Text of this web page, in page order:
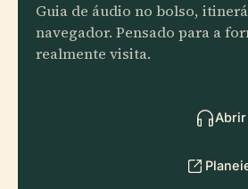
Guia de áudio no bolso,
navegador. Pensado para a
realmente visita.
Abrir